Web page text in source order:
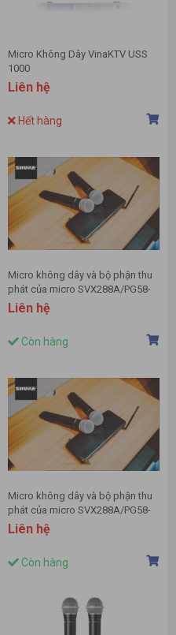
Micro Không Dây VinaKTV USS
1000
Liên hệ
Hết hàng
Micro không dây và bộ phận thu
phát của micro SVX288A/PG58-
H14 hiệu Shure
Liên hệ
Còn hàng
Micro không dây và bộ phận thu
phát của micro SVX288A/PG58-
J9 hiệu Shure
Liên hệ
Còn hàng